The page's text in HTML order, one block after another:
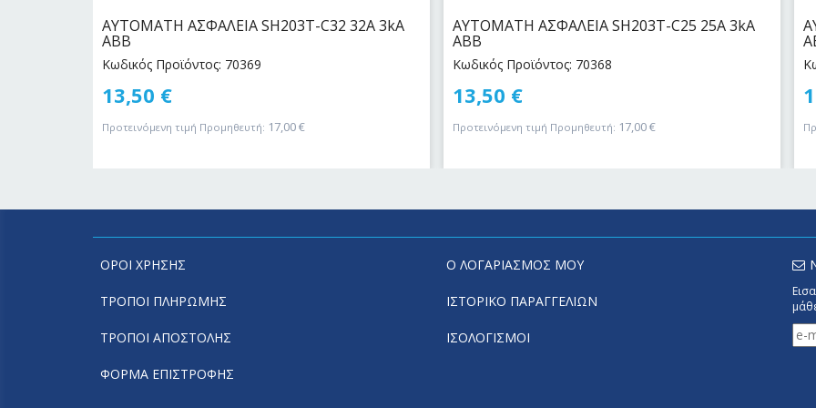
ΑΥΤΟΜΑΤΗ ΑΣΦΑΛΕΙΑ SH203T-C32 32Α 3kA
ABB
Κωδικός Προϊόντος: 70369
13,50 €
Προτεινόμενη τιμή Προμηθευτή: 17,00€
ΑΥΤΟΜΑΤΗ ΑΣΦΑΛΕΙΑ SH203T-C25 25Α 3kA
ABB
Κωδικός Προϊόντος: 70368
13,50 €
Προτεινόμενη τιμή Προμηθευτή: 17,00€
ΟΡΟΙ ΧΡΗΣΗΣ
ΤΡΟΠΟΙ ΠΛΗΡΩΜΗΣ
ΤΡΟΠΟΙ ΑΠΟΣΤΟΛΗΣ
ΦΟΡΜΑ ΕΠΙΣΤΡΟΦΗΣ
Ο ΛΟΓΑΡΙΑΣΜΟΣ ΜΟΥ
ΙΣΤΟΡΙΚΟ ΠΑΡΑΓΓΕΛΙΩΝ
ΙΣΟΛΟΓΙΣΜΟΙ